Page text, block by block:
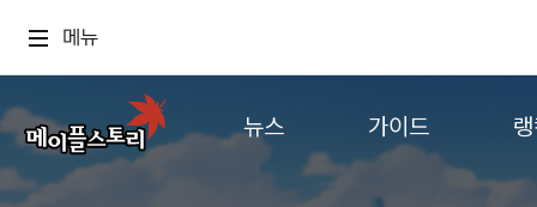
메뉴
뉴스 가이드